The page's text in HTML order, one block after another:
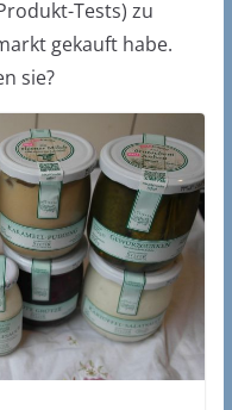
Tests) zu
gekauft habe.
sie?